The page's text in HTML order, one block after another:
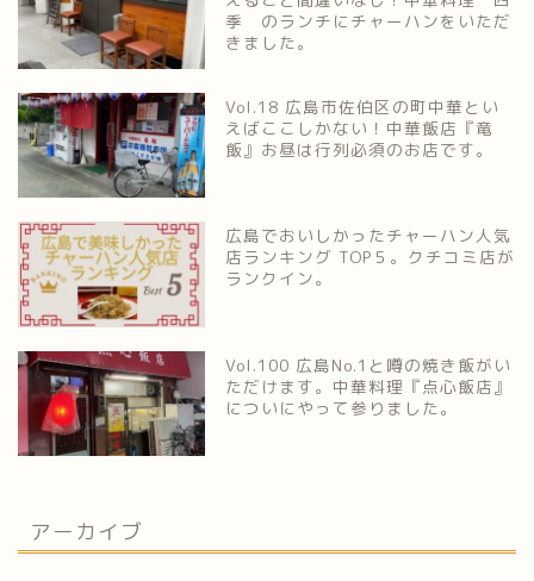
季 のランチにチャーハンをいただ
きました。
Vol.18 広島市佐伯区の町中華とい
えばここしかない！中華飯店『竜
飯』お昼は行列必須のお店です。
広島でおいしかったチャーハン人気
店ランキング TOP５。クチコミ店が
ランクイン。
Vol.100 広島No.1と噂の焼き飯がい
ただけます。中華料理『点心飯店』
についにやって参りました。
アーカイブ